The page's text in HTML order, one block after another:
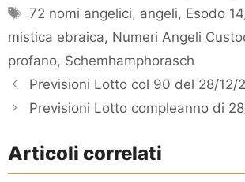
Tag
72 nomi angelici, angeli, Esodo 14
mistica ebraica, Numeri Angeli
profano, Schemhamphorasch
Previsioni Lotto col 90 del 28/12/
Previsioni Lotto compleanno di
Articoli correlati